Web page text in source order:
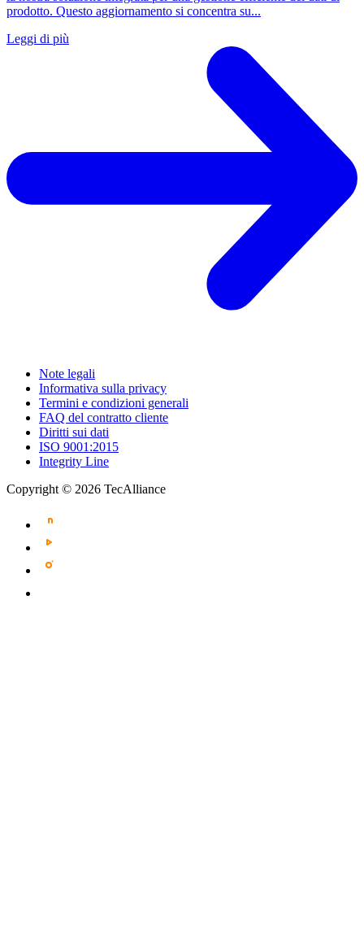
prodotto. Questo aggiornamento si concentra su...
Leggi di più
Note legali
Informativa sulla privacy
Termini e condizioni generali
FAQ del contratto cliente
Diritti sui dati
ISO 9001:2015
Integrity Line
Copyright © 2026 TecAlliance